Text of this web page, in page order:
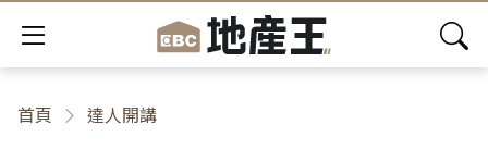
首頁 達人開講